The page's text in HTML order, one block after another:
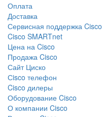
Оплата
Доставка
Сервисная поддержка Cisco
Cisco SMARTnet
Цена на Cisco
Продажа Cisco
Сайт Циско
Сisco телефон
Cisco дилеры
Оборудование Cisco
О компании Cisco